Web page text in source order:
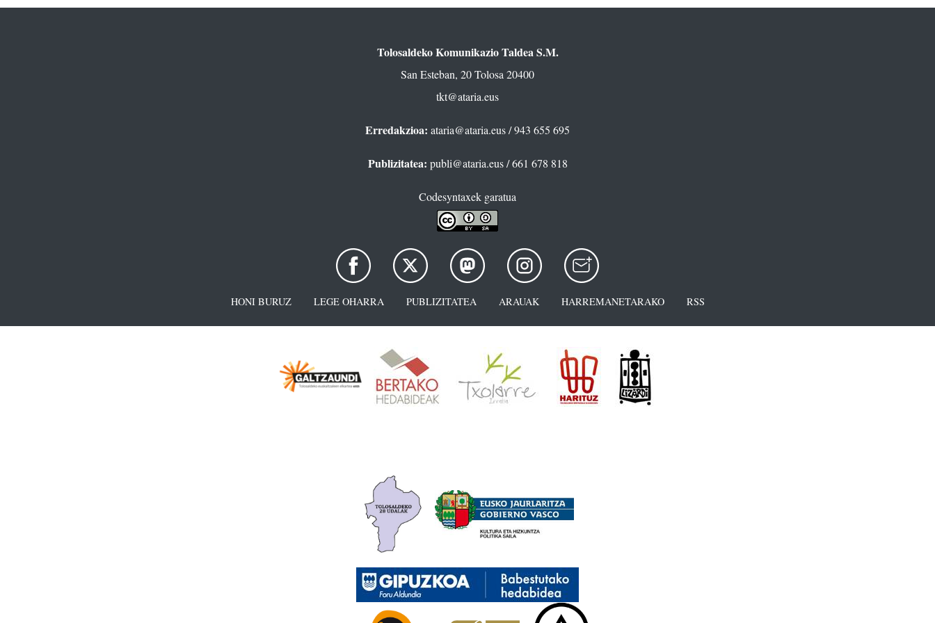
Tolosaldeko Komunikazio Taldea S.M.
San Esteban, 20 Tolosa 20400
tkt@ataria.eus
Erredakzioa: ataria@ataria.eus/ 943 655 695
Publizitatea: publi@ataria.eus/ 661 678 818
Codesyntaxek garatua
HONI BURUZ LEGE OHARRA PUBLIZITATEA ARAUAK HARREMANETARAKO RSS